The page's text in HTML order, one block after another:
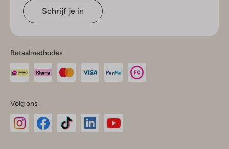
Schrijf je in
Betaalmethodes
Volg ons